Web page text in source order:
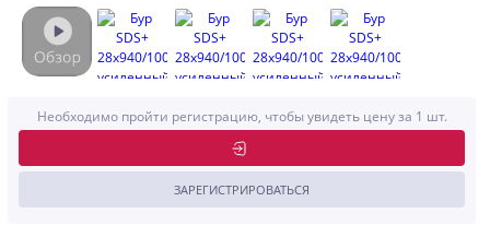
Необходимо пройти регистрацию, чтобы увидеть цену за 1 шт.
ЗАРЕГИСТРИРОВАТЬСЯ